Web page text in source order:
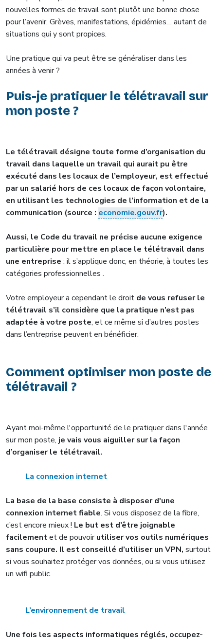
nouvelles formes de travail sont plutôt une bonne chose
pour l’avenir. Grèves, manifestations, épidémies… autant de
situations qui y sont propices.
Une pratique qui va peut être se généraliser dans les
années à venir ?
Puis-je pratiquer le télétravail sur
mon poste ?
Le télétravail désigne toute forme d’organisation du
travail dans laquelle un travail qui aurait pu être
exécuté dans les locaux de l’employeur, est effectué
par un salarié hors de ces locaux de façon volontaire,
en utilisant les technologies de l’information et de la
communication (source : economie.gouv.fr).
Aussi, le Code du travail ne précise aucune exigence
particulière pour mettre en place le télétravail dans
une entreprise : il s’applique donc, en théorie, à toutes les
catégories professionnelles .
Votre employeur a cependant le droit de vous refuser le
télétravail s’il considère que la pratique n’est pas
adaptée à votre poste, et ce même si d’autres postes
dans l’entreprise peuvent en bénéficier.
Comment optimiser mon poste de
télétravail ?
Ayant moi-même l'opportunité de le pratiquer dans l'année
sur mon poste, je vais vous aiguiller sur la façon
d’organiser le télétravail.
La connexion internet
La base de la base consiste à disposer d'une
connexion internet fiable. Si vous disposez de la fibre,
c’est encore mieux ! Le but est d’être joignable
facilementet de pouvoirutiliser vos outils numériques
sans coupure. Il est conseillé d’utiliser un VPN, surtout
si vous souhaitez protéger vos données, ou si vous utilisez
un wifi public.
L’environnement de travail
Une fois les aspects informatiques réglés, occupez-